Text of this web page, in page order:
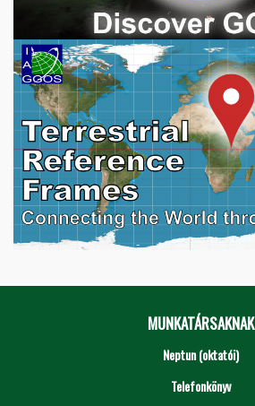
MUNKATÁRSAKNAK
Neptun (oktatói)
Telefonkönyv